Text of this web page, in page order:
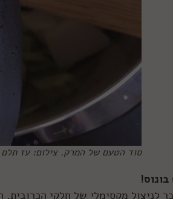
סוד הטעם של המרק. צילום: עז תלם
בונוס!
לניצול מקסימלי של חלקי